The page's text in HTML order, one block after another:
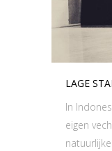
LAGE
In
eigen